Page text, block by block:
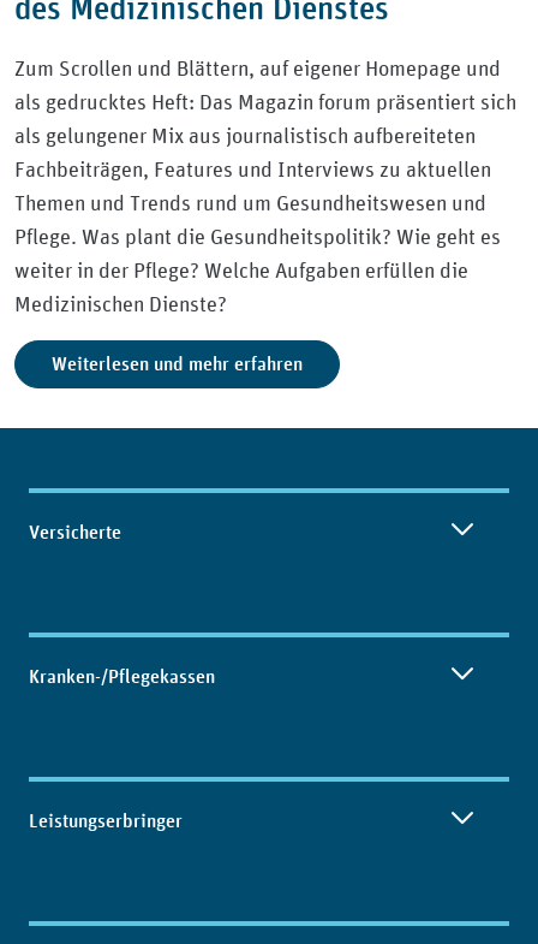
Zum Scrollen und Blättern, auf eigener Homepage und
als gedrucktes Heft: Das Magazin forum präsentiert sich
als gelungener Mix aus journalistisch aufbereiteten
Fachbeiträgen, Features und Interviews zu aktuellen
Themen und Trends rund um Gesundheitswesen und
Pflege. Was plant die Gesundheitspolitik? Wie geht es
weiter in der Pflege? Welche Aufgaben erfüllen die
Medizinischen Dienste?
Weiterlesen und mehr erfahren
Inhaltsübersicht
Versicherte
Kranken-/Pflegekassen
Leistungserbringer